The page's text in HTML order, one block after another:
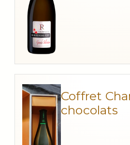
Coffret
chocolats